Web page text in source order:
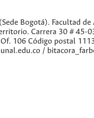
Bogotá). Facultad
Carrera 30 # 45-
106 Código postal
/